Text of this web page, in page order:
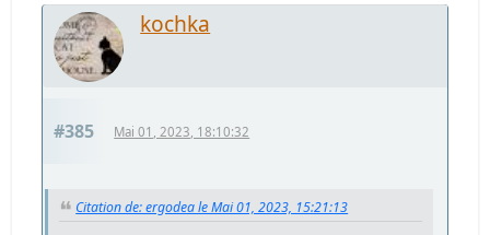
kochka
#385 Mai 01, 2023, 18:10:32
Citation de: ergodea le Mai 01, 2023, 15:21:13